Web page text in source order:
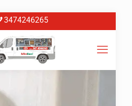
3474246265